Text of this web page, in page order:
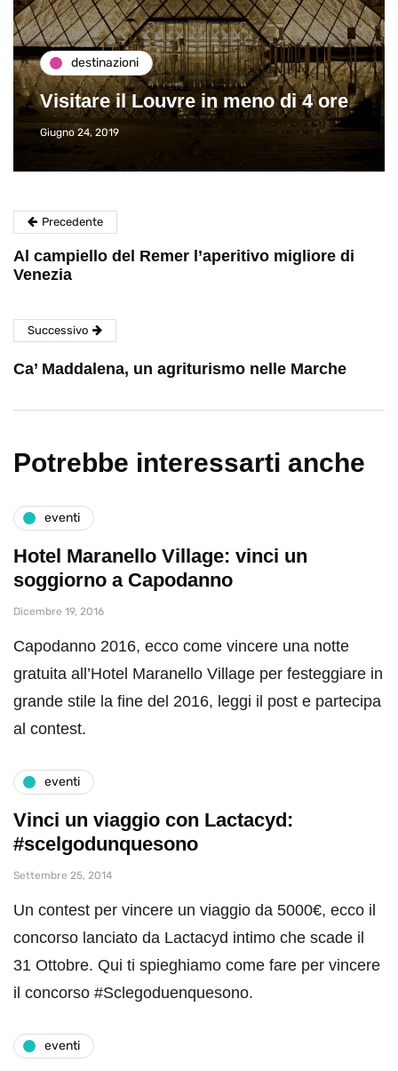
destinazioni
Visitare il Louvre in meno di 4 ore
Giugno 24, 2019
Precedente
Al campiello del Remer l’aperitivo migliore di
Venezia
Successivo
Ca’ Maddalena, un agriturismo nelle Marche
Potrebbe interessarti anche
eventi
Hotel Maranello Village: vinci un
soggiorno a Capodanno
Dicembre 19, 2016
Capodanno 2016, ecco come vincere una notte
gratuita all’Hotel Maranello Village per festeggiare in
grande stile la fine del 2016, leggi il post e partecipa
al contest.
eventi
Vinci un viaggio con Lactacyd:
#scelgodunquesono
Settembre 25, 2014
Un contest per vincere un viaggio da 5000€, ecco il
concorso lanciato da Lactacyd intimo che scade il
31 Ottobre. Qui ti spieghiamo come fare per vincere
il concorso #Sclegoduenquesono.
eventi